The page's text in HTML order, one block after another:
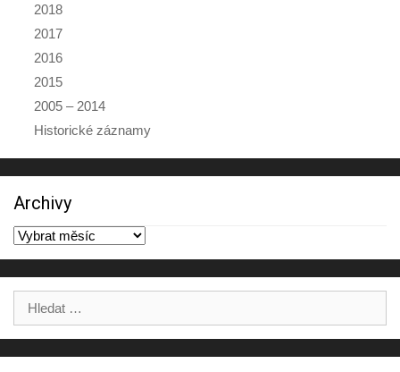
2018
2017
2016
2015
2005 – 2014
Historické záznamy
Archivy
Archivy